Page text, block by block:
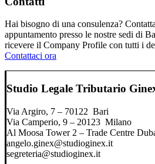
Hai bisogno di una consulenza?
appuntamento presso le nostre sedi di
ricevere il Company Profile con tutti i
Contattaci ora
Studio Legale Tributario
Via Argiro, 7 – 70122 Bari
Via Camperio, 9 – 20123 Milano
Al Moosa Tower 2 – Trade Centre
angelo.ginex@studioginex.it
segreteria@studioginex.it